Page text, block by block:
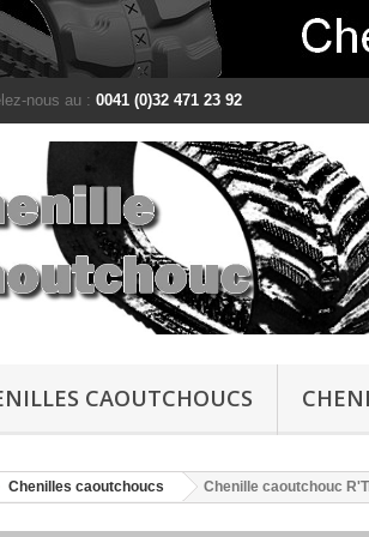
nous au : 0041 (0)32 471 23 92
CAOUTCHOUCS
Chenilles caoutchoucs Chenille caoutchouc